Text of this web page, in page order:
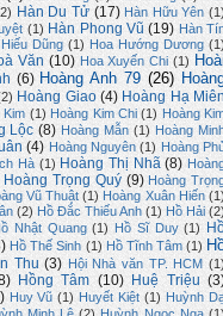
Hàn Du Tử (17) Hàn Hữu Yên
(1) Hàn Phong Vũ (19) Hàn
Hiếu Dũng (1) Hoa Hướng Dương
Văn (10) Hoa Xuyến Chi (1)
(6) Hoàng Anh 79 (26)
Hoàng Giao (4) Hoàng Hạ
Kim (1) Hoàng Kim Chi (1) Hoàng
Lộc (8) Hoàng Mẫn (1) Hoàng
(4) Hoàng Nguyên (1) Hoàng
Hà (1) Hoàng Thị Nhã (8)
Hoàng Trọng Quý (9) Hoàng
Vũ Thuật (1) Hoàng Xuân Hiến
(2) Hồ Đắc Thiếu Anh (1) Hồ Hải
Nhật Quang (1) Hồ Sĩ Duy (1)
Hồ Thế Sinh (1) Hồ Tĩnh Tâm (1)
Thu (3) Hội Nhà văn TP. HCM
Hồng Tâm (10) Huệ Triệu
Huy Vũ (1) Huyết Kiệt (1) Huỳnh